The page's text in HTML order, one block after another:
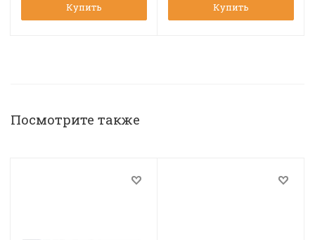
Купить Купить
Посмотрите также